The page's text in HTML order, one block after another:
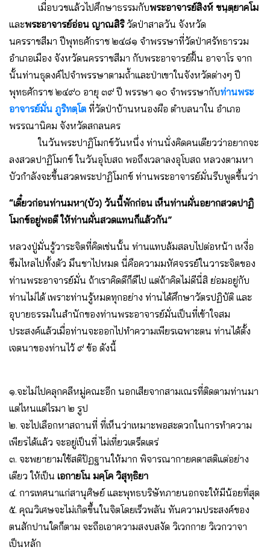
เมื่อบวชแล้วไปศึกษาธรรมกับพระอาจารย์สิงห์ ขนฺตฺยาคโม
และพระอาจารย์อ่อน ญาณสิริวัดป่าสาลวัน จังหวัด
นครราชสีมา ปีพุทธศักราช ๒๔๘๑ จำพรรษาที่วัดป่าศรัทธารวม
อำเภอเมือง จังหวัดนครราชสีมา กับพระอาจารย์ฝั้น อาจาโร จาก
นั้นท่านธุดงค์ไปจำพรรษาตามถ้ำและป่าเขาในจังหวัดต่างๆ ปี
พุทธศักราช ๒๔๙๐ อายุ ๓๙ ปี พรรษา ๑๐ จำพรรษากับท่านพระ
อาจารย์มั่น ภูริทตฺโต ที่วัดป่าบ้านหนองผือ ตำบลนาใน อำเภอ
พรรณานิคม จังหวัดสกลนคร
ในวันพระปาฏิโมกข์วันหนึ่ง ท่านนั่งคิดคนเดียวว่าอยากจะ
ลงสวดปาฏิโมกข์ ในวันอุโบสถ พอถึงเวลาลงอุโบสถ หลวงตามหา
บัวกำลังจะขึ้นสวดพระปาฏิโมกข์ ท่านพระอาจารย์มั่นรีบพูดขึ้นว่า
“เดี๋ยวก่อนท่านมหา(บัว) วันนี้พักก่อน เห็นท่านผั่นอยากสวดปาฏิ
โมกข์อยู่พอดี ให้ท่านผั่นสวดแทนก็แล้วกัน”
หลวงปู่มั่นรู้วาระจิตที่คิดเช่นนั้น ท่านแทบล้มสลบไปต่อหน้า เหงื่อ
ซึมไหลไปทั้งตัว มึนชาไปหมด นี่คือความมหัศจรรย์ในวาระจิตของ
ท่านพระอาจารย์มั่น ถ้าเราคิดดีก็ดีไป แต่ถ้าคิดไม่ดีนี่สิ ย่อมอยู่กับ
ท่านไม่ได้ เพราะท่านรู้หมดทุกอย่าง ท่านได้ศึกษาวัตรปฏิบัติ และ
อุบายธรรมในสำนักของท่านพระอาจารย์มั่นเป็นที่เข้าใจสม
ประสงค์แล้วเมื่อท่านจะออกไปทำความเพียรเฉพาะตน ท่านได้ตั้ง
เจตนาของท่านไว้ ๙ ข้อ ดังนี้
๑.จะไม่ไปคลุกคลีหมู่คณะอีก นอกเสียจากสามเณรที่ติดตามท่านมา
แต่ไหนแต่ไรมา ๒ รูป
๒. จะไปเลือกหาสถานที่ ที่เห็นว่าเหมาะพอสะดวกในการทำความ
เพียรได้แล้ว จะอยู่เป็นที่ ไม่เที่ยวเตร็ดเตร่
๓. จะพยายามใช้สติปัฏฐานให้มาก พิจารณากายคตาสติแต่อย่าง
เดียว ให้เป็น เอกายโน มคฺโค วิสุทฺธิยา
๔. การเทศนาแก่สานุศิษย์ และพุทธบริษัทภายนอกจะให้มีน้อยที่สุด
๕. คุณวิเศษจะไม่เกิดขึ้นในจิตโดยเร็วพลัน ทันความประสงค์ของ
ตนสักปานใดก็ตาม จะถือเอาความสงบสงัด วิเวกกาย วิเวกวาจา
เป็นหลัก